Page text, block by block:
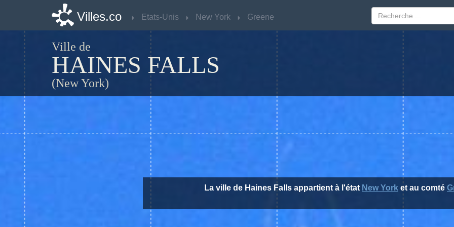
Villes.co Etats-Unis New York Greene
Ville de
HAINES FALLS
(New York)
La ville de Haines Falls appartient à l'état New York et au comté
Villes.co Etats-Unis New York Greene